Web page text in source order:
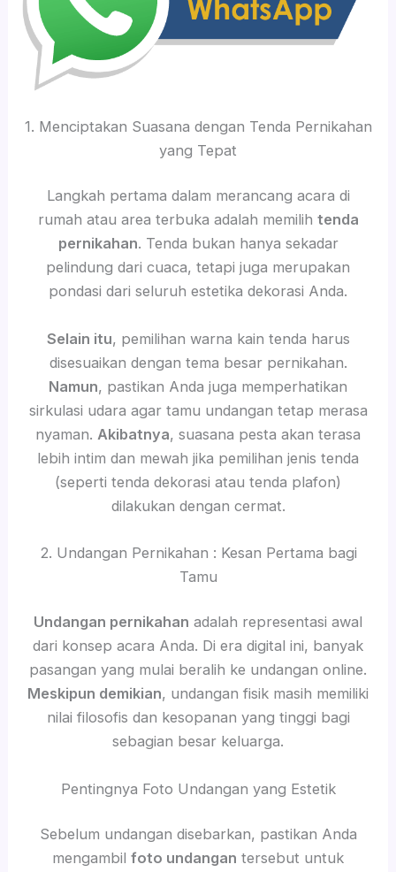
1. Menciptakan Suasana dengan Tenda Pernikahan
yang Tepat
Langkah pertama dalam merancang acara di
rumah atau area terbuka adalah memilih tenda
pernikahan. Tenda bukan hanya sekadar
pelindung dari cuaca, tetapi juga merupakan
pondasi dari seluruh estetika dekorasi Anda.
Selain itu, pemilihan warna kain tenda harus
disesuaikan dengan tema besar pernikahan.
Namun, pastikan Anda juga memperhatikan
sirkulasi udara agar tamu undangan tetap merasa
nyaman. Akibatnya, suasana pesta akan terasa
lebih intim dan mewah jika pemilihan jenis tenda
(seperti tenda dekorasi atau tenda plafon)
dilakukan dengan cermat.
2. Undangan Pernikahan : Kesan Pertama bagi
Tamu
Undangan pernikahan adalah representasi awal
dari konsep acara Anda. Di era digital ini, banyak
pasangan yang mulai beralih ke undangan online.
Meskipun demikian, undangan fisik masih memiliki
nilai filosofis dan kesopanan yang tinggi bagi
sebagian besar keluarga.
Pentingnya Foto Undangan yang Estetik
Sebelum undangan disebarkan, pastikan Anda
mengambil foto undangan tersebut untuk